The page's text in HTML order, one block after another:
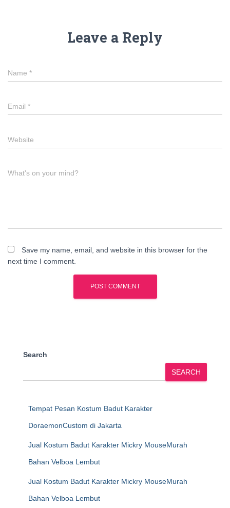
Leave a Reply
Name *
Email *
Website
What's on your mind?
Save my name, email, and website in this browser for the
next time I comment.
Search
SEARCH
Tempat Pesan Kostum Badut Karakter
DoraemonCustom di Jakarta
Jual Kostum Badut Karakter Mickry MouseMurah
Bahan Velboa Lembut
Jual Kostum Badut Karakter Mickry MouseMurah
Bahan Velboa Lembut